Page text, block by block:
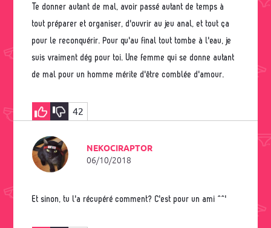
Te donner autant de mal, avoir passé autant de temps à
tout préparer et organiser, d'ouvrir au jeu anal, et tout ça
pour le reconquérir. Pour qu'au final tout tombe à l'eau, je
suis vraiment dég pour toi. Une femme qui se donne autant
de mal pour un homme mérite d'être comblée d'amour.
42
NEKOCIRAPTOR
06/10/2018
Et sinon, tu l'a récupéré comment? C'est pour un ami ^^'